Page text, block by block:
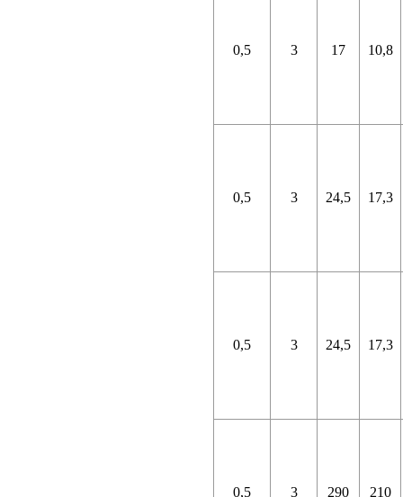
0,5 3 17 10,8
0,5 3 24,5 17,3
0,5 3 24,5 17,3
0,5 3 290 210